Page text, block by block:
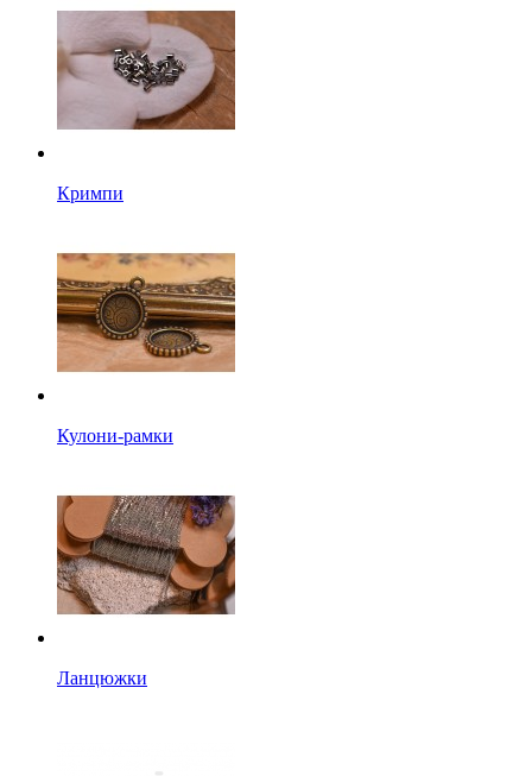
Кримпи
Кулони-рамки
Ланцюжки